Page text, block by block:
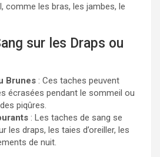
comme les bras, les jambes, le
sur les Draps ou
Brunes : Ces taches peuvent
écrasées pendant le sommeil ou
piqûres.
: Les taches de sang se
les draps, les taies d’oreiller, les
de nuit.